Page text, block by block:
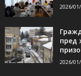
2026/
пред
2026/